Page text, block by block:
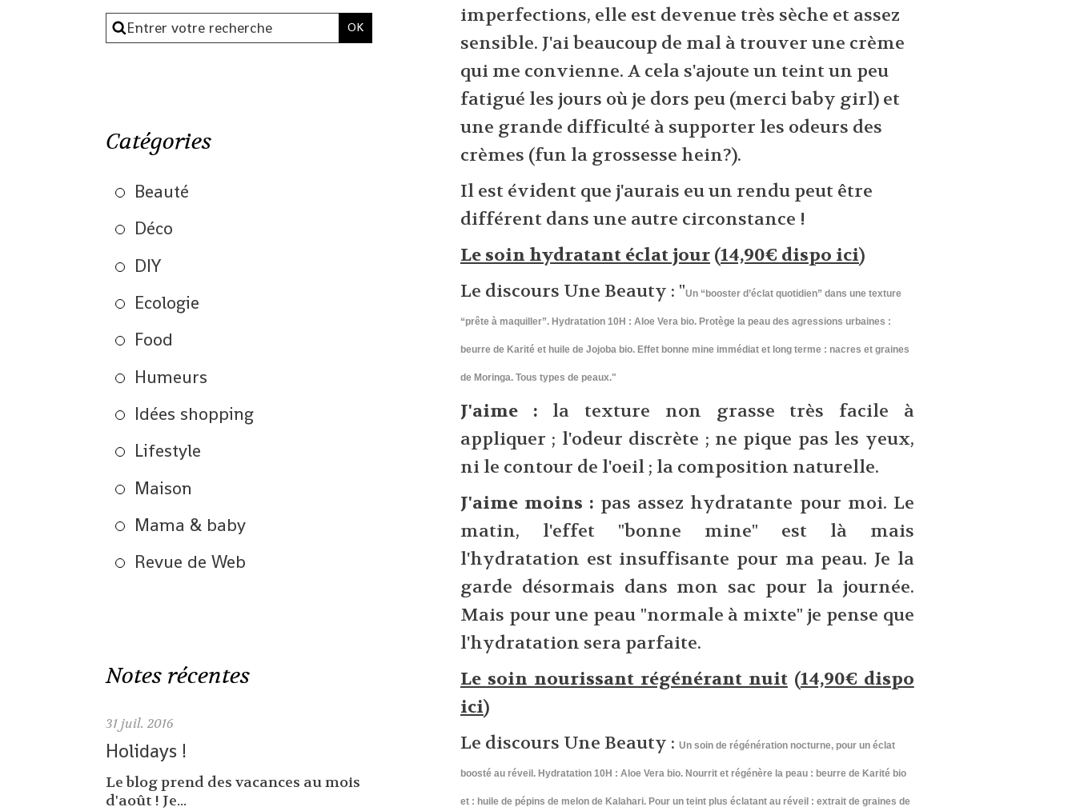
Catégories
Beauté
Déco
DIY
Ecologie
Food
Humeurs
Idées shopping
Lifestyle
Maison
Mama & baby
Revue de Web
Notes récentes
31 juil. 2016
Holidays !
Le blog prend des vacances au mois
d'août ! Je...
imperfections, elle est devenue très sèche et assez
sensible. J'ai beaucoup de mal à trouver une crème
qui me convienne. A cela s'ajoute un teint un peu
fatigué les jours où je dors peu (merci baby girl) et
une grande difficulté à supporter les odeurs des
crèmes (fun la grossesse hein?).
Il est évident que j'aurais eu un rendu peut être
différent dans une autre circonstance !
Le soin hydratant éclat jour (14,90€ dispo ici)
Le discours Une Beauty : "Un “booster d’éclat quotidien” dans une texture
“prête à maquiller”. Hydratation 10H : Aloe Vera bio. Protège la peau des agressions urbaines :
beurre de Karité et huile de Jojoba bio. Effet bonne mine immédiat et long terme : nacres et graines
de Moringa. Tous types de peaux."
J'aime : la texture non grasse très facile à
appliquer ; l'odeur discrète ; ne pique pas les yeux,
ni le contour de l'oeil ; la composition naturelle.
J'aime moins : pas assez hydratante pour moi. Le
matin, l'effet "bonne mine" est là mais
l'hydratation est insuffisante pour ma peau. Je la
garde désormais dans mon sac pour la journée.
Mais pour une peau "normale à mixte" je pense que
l'hydratation sera parfaite.
Le soin nourissant régénérant nuit (14,90€ dispo
ici)
Le discours Une Beauty :Un soin de régénération nocturne, pour un éclat
boosté au réveil. Hydratation 10H : Aloe Vera bio. Nourrit et régénère la peau : beurre de Karité bio
et : huile de pépins de melon de Kalahari. Pour un teint plus éclatant au réveil : extrait de graines de